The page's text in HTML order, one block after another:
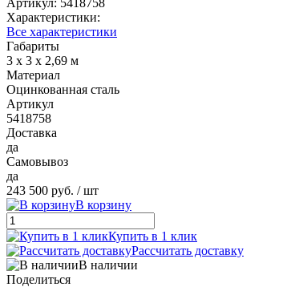
Характеристики:
Все характеристики
Габариты
3 х 3 х 2,69 м
Материал
Оцинкованная сталь
Артикул
5418758
Доставка
да
Самовывоз
да
243 500 руб. / шт
В корзину
Купить в 1 клик
Рассчитать доставку
В наличии
Поделиться